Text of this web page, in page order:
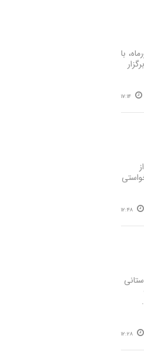
هم‌زمان با روز ملی شعر و ادب فارسی، ۲۷ شهریورماه، با
17:14
12:48
12:28